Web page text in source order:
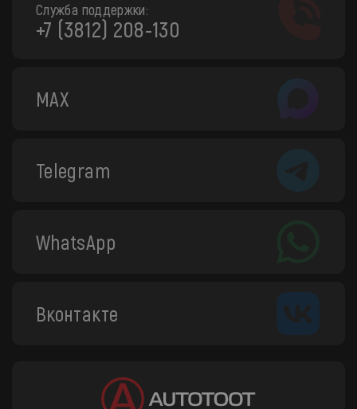
Служба поддержки:
+7 (3812) 208-130
MAX
Telegram
WhatsApp
Вконтакте